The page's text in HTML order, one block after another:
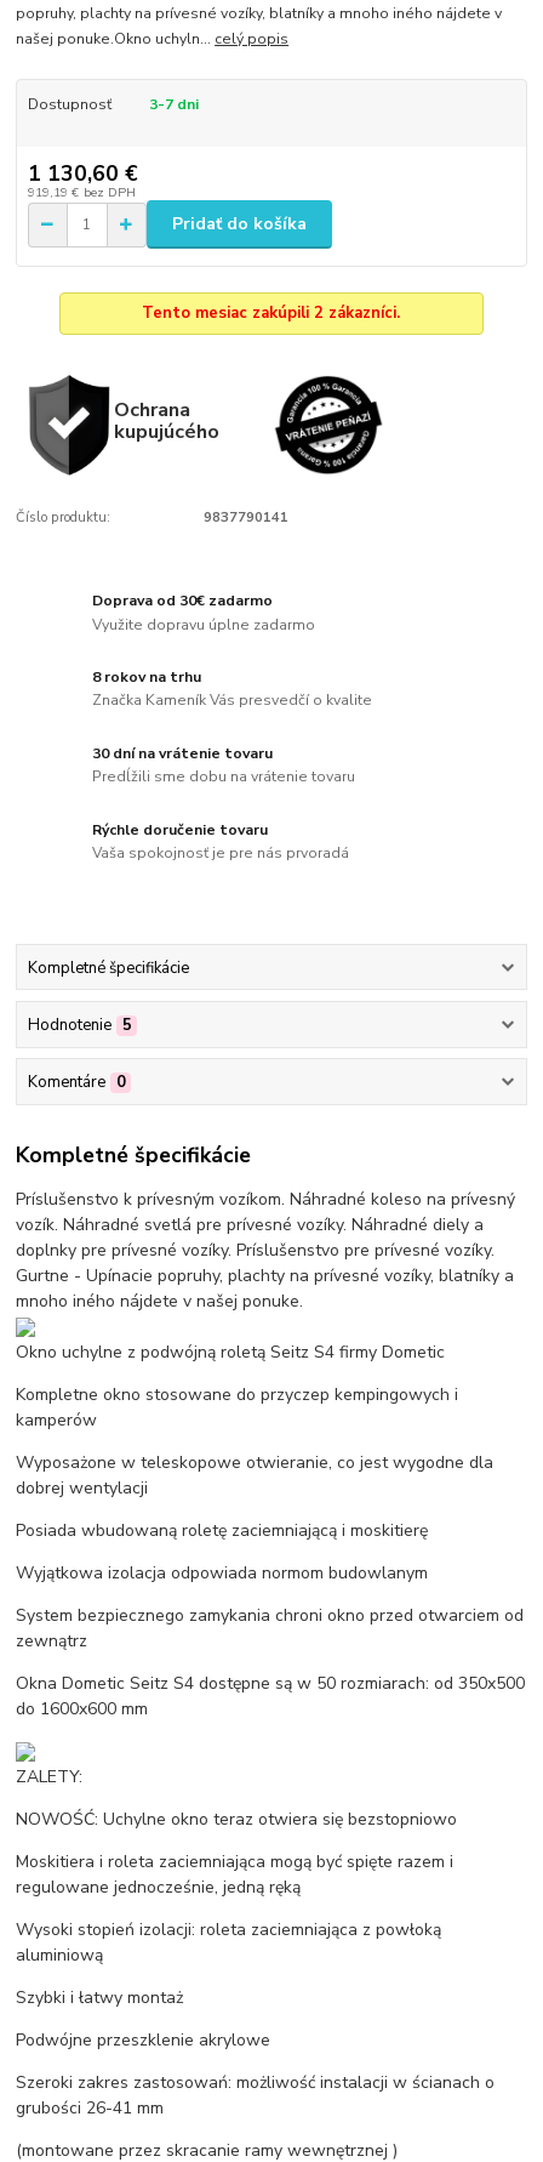
popruhy, plachty na prívesné vozíky, blatníky a mnoho iného nájdete v
našej ponuke.Okno uchyln... celý popis
Dostupnosť 3-7 dni
1 130,60 €
919,19 € bez DPH
Pridať do košíka
Tento mesiac zakúpili 2 zákazníci.
Ochrana
kupujúcého
Číslo produktu: 9837790141
Doprava od 30€ zadarmo
Využite dopravu úplne zadarmo
8 rokov na trhu
Značka Kameník Vás presvedčí o kvalite
30 dní na vrátenie tovaru
Predĺžili sme dobu na vrátenie tovaru
Rýchle doručenie tovaru
Vaša spokojnosť je pre nás prvoradá
Kompletné špecifikácie
Hodnotenie 5
Komentáre 0
Kompletné špecifikácie
Príslušenstvo k prívesným vozíkom. Náhradné koleso na prívesný
vozík. Náhradné svetlá pre prívesné vozíky. Náhradné diely a
doplnky pre prívesné vozíky. Príslušenstvo pre prívesné vozíky.
Gurtne - Upínacie popruhy, plachty na prívesné vozíky, blatníky a
mnoho iného nájdete v našej ponuke.
Okno uchylne z podwójną roletą Seitz S4 firmy Dometic
Kompletne okno stosowane do przyczep kempingowych i
kamperów
Wyposażone w teleskopowe otwieranie, co jest wygodne dla
dobrej wentylacji
Posiada wbudowaną roletę zaciemniającą i moskitierę
Wyjątkowa izolacja odpowiada normom budowlanym
System bezpiecznego zamykania chroni okno przed otwarciem od
zewnątrz
Okna Dometic Seitz S4 dostępne są w 50 rozmiarach: od 350x500
do 1600x600 mm
ZALETY:
NOWOŚĆ: Uchylne okno teraz otwiera się bezstopniowo
Moskitiera i roleta zaciemniająca mogą być spięte razem i
regulowane jednocześnie, jedną ręką
Wysoki stopień izolacji: roleta zaciemniająca z powłoką
aluminiową
Szybki i łatwy montaż
Podwójne przeszklenie akrylowe
Szeroki zakres zastosowań: możliwość instalacji w ścianach o
grubości 26-41 mm
(montowane przez skracanie ramy wewnętrznej )